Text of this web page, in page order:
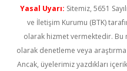
Yasal Uyarı: Sitemiz, 5651
ve İletişim Kurumu (BTK)
olarak hizmet vermektedir.
olarak denetleme veya
Ancak, üyelerimiz yazdıkları